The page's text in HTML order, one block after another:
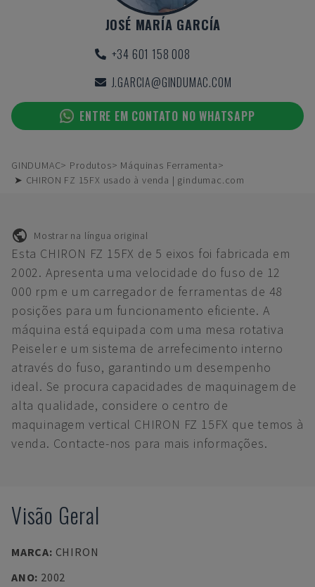
JOSÉ MARÍA GARCÍA
+34 601 158 008
J.GARCIA@GINDUMAC.COM
ENTRE EM CONTATO NO WHATSAPP
GINDUMAC Produtos
Máquinas Ferramenta
➤ CHIRON FZ 15FX usado à venda | gindumac.com
Mostrar na língua original
Esta CHIRON FZ 15FX de 5 eixos foi fabricada em
2002. Apresenta uma velocidade do fuso de 12
000 rpm e um carregador de ferramentas de 48
posições para um funcionamento eficiente. A
máquina está equipada com uma mesa rotativa
Peiseler e um sistema de arrefecimento interno
através do fuso, garantindo um desempenho
ideal. Se procura capacidades de maquinagem de
alta qualidade, considere o centro de
maquinagem vertical CHIRON FZ 15FX que temos à
venda. Contacte-nos para mais informações.
Visão Geral
MARCA: CHIRON
ANO: 2002